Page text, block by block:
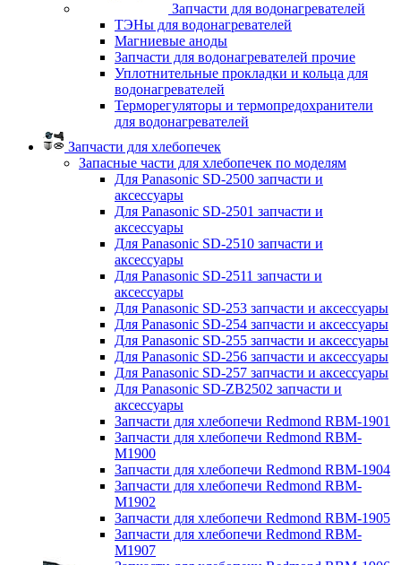
Запчасти для водонагревателей
ТЭНы для водонагревателей
Магниевые аноды
Запчасти для водонагревателей прочие
Уплотнительные прокладки и кольца для
водонагревателей
Терморегуляторы и термопредохранители
для водонагревателей
Запчасти для хлебопечек
Запасные части для хлебопечек по моделям
Для Panasonic SD-2500 запчасти и
аксессуары
Для Panasonic SD-2501 запчасти и
аксессуары
Для Panasonic SD-2510 запчасти и
аксессуары
Для Panasonic SD-2511 запчасти и
аксессуары
Для Panasonic SD-253 запчасти и аксессуары
Для Panasonic SD-254 запчасти и аксессуары
Для Panasonic SD-255 запчасти и аксессуары
Для Panasonic SD-256 запчасти и аксессуары
Для Panasonic SD-257 запчасти и аксессуары
Для Panasonic SD-ZB2502 запчасти и
аксессуары
Запчасти для хлебопечи Redmond RBM-1901
Запчасти для хлебопечи Redmond RBM-
M1900
Запчасти для хлебопечи Redmond RBM-1904
Запчасти для хлебопечи Redmond RBM-
M1902
Запчасти для хлебопечи Redmond RBM-1905
Запчасти для хлебопечи Redmond RBM-
M1907